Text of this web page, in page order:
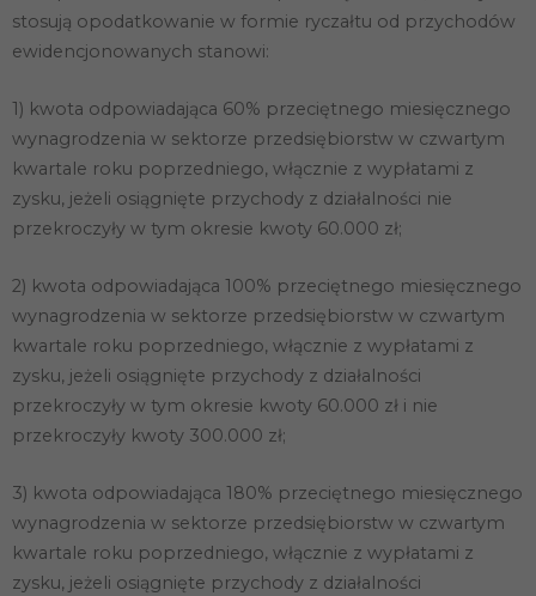
stosują opodatkowanie w formie ryczałtu od przychodów
ewidencjonowanych stanowi:
1) kwota odpowiadająca 60% przeciętnego miesięcznego
wynagrodzenia w sektorze przedsiębiorstw w czwartym
kwartale roku poprzedniego, włącznie z wypłatami z
zysku, jeżeli osiągnięte przychody z działalności nie
przekroczyły w tym okresie kwoty 60.000 zł;
2) kwota odpowiadająca 100% przeciętnego miesięcznego
wynagrodzenia w sektorze przedsiębiorstw w czwartym
kwartale roku poprzedniego, włącznie z wypłatami z
zysku, jeżeli osiągnięte przychody z działalności
przekroczyły w tym okresie kwoty 60.000 zł i nie
przekroczyły kwoty 300.000 zł;
3) kwota odpowiadająca 180% przeciętnego miesięcznego
wynagrodzenia w sektorze przedsiębiorstw w czwartym
kwartale roku poprzedniego, włącznie z wypłatami z
zysku, jeżeli osiągnięte przychody z działalności